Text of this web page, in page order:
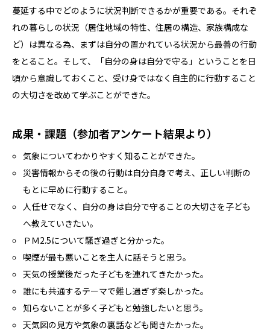
蔓延する中でどのように状況判断できるかが重要である。それぞ
れの暮らしの状況（居住地域の特性、住居の構造、家族構成な
ど）は異なる為、まずは自分の置かれている状況から最善の行動
をとること。そして、「自分の身は自分で守る」ということを日
頃から意識しておくこと、受け身ではなく自主的に行動すること
の大切さを改めて学ぶことができた。
成果・課題（参加者アンケート結果より）
気象についてわかりやすく知ることができた。
災害情報からその後の行動は自分自身で考え、正しい判断の
もとに早めに行動すること。
人任せでなく、自分の身は自分で守ることの大切さを子ども
へ教えていきたい。
ＰＭ2.5について騒ぎ過ぎと分かった。
喫煙が最も悪いことを主人に話そうと思う。
天気の授業後だった子どもを連れてきたかった。
誰にも共通するテーマで難し過ぎず楽しかった。
知らないことが多く子どもと勉強したいと思う。
天気図の見方や気象の裏話なども聞きたかった。